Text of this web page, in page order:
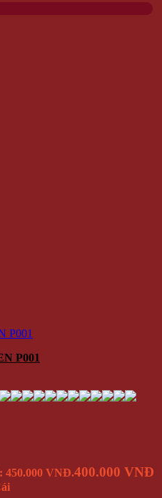
P001
450.000 VNĐ.400.000 VNĐ